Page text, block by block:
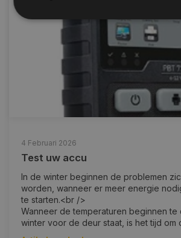
4 Februari 2026
Test uw accu
In de winter beginnen de problemen
worden, wanneer er meer energie
te starten.<br />
Wanneer de temperaturen beginnen te
winter voor de deur staat, is het tijd om
Strikt noodzakelijk Prestatie
Niet-
Strikt noodzakelijke cookies maken de
kernfunctionaliteiten van de website
gebruikersaanmelding en accountbeheer.
website kan niet goed worden gebruikt
Naam
COOKIELAW_STATS